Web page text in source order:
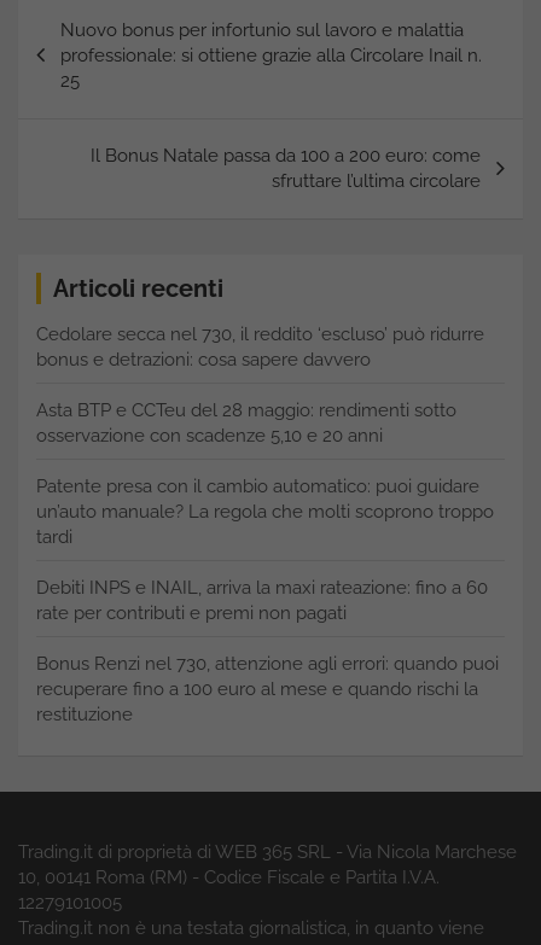
articoli
Nuovo bonus per infortunio sul lavoro e malattia
professionale: si ottiene grazie alla Circolare Inail n.
25
Il Bonus Natale passa da 100 a 200 euro: come
sfruttare l’ultima circolare
Articoli recenti
Cedolare secca nel 730, il reddito ‘escluso’ può ridurre
bonus e detrazioni: cosa sapere davvero
Asta BTP e CCTeu del 28 maggio: rendimenti sotto
osservazione con scadenze 5,10 e 20 anni
Patente presa con il cambio automatico: puoi guidare
un’auto manuale? La regola che molti scoprono troppo
tardi
Debiti INPS e INAIL, arriva la maxi rateazione: fino a 60
rate per contributi e premi non pagati
Bonus Renzi nel 730, attenzione agli errori: quando puoi
recuperare fino a 100 euro al mese e quando rischi la
restituzione
Trading.it di proprietà di WEB 365 SRL - Via Nicola Marchese
10, 00141 Roma (RM) - Codice Fiscale e Partita I.V.A.
12279101005
Trading.it non è una testata giornalistica, in quanto viene